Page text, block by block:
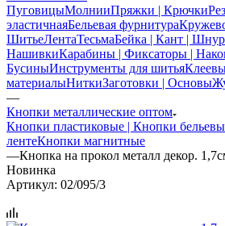
ПуговицыМолнииПряжки | Крючки
эластичнаяБельевая фурнитура
ШитьеЛентаТесьмаБейка | Кант | Шнур
НашивкиКарабины | Фиксаторы |
БусиныИнструменты для шитья
материалыНиткиЗаготовки | Основы
—
Кнопки металлические оптом
Кнопки пластиковые | Кнопки
лентеКнопки магнитные
—Кнопка на прокол металл декор.
Новинка
Артикул: 02/095/3